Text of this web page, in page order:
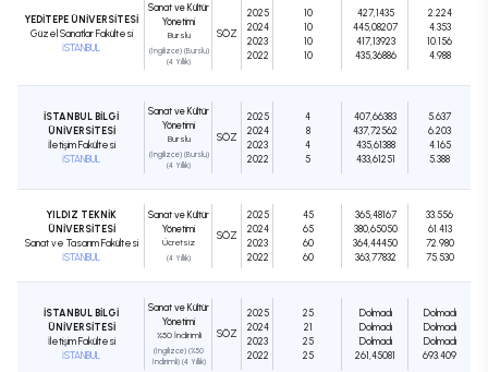
YEDİTEPE ÜNİVERSİTESİ
Güzel Sanatlar Fakültesi
İSTANBUL
Sanat ve Kültür
Yönetimi
Burslu
(İngilizce) (Burslu)
(4 Yıllık)
SÖZ
2025
2024
2023
2022
10
10
10
10
427,1435
445,08207
417,13923
435,36886
2.224
4.353
10.156
4.988
İSTANBUL BİLGİ
ÜNİVERSİTESİ
İletişim Fakültesi
İSTANBUL
Sanat ve Kültür
Yönetimi
Burslu
(İngilizce) (Burslu)
(4 Yıllık)
SÖZ
2025
2024
2023
2022
4
8
4
5
407,66383
437,72562
435,61388
433,61251
5.637
6.203
4.165
5.388
YILDIZ TEKNİK
ÜNİVERSİTESİ
Sanat ve Tasarım Fakültesi
İSTANBUL
Sanat ve Kültür
Yönetimi
Ücretsiz
(4 Yıllık)
SÖZ
2025
2024
2023
2022
45
65
60
60
365,48167
380,65050
364,44450
363,77832
33.556
61.413
72.980
75.530
İSTANBUL BİLGİ
ÜNİVERSİTESİ
İletişim Fakültesi
İSTANBUL
Sanat ve Kültür
Yönetimi
%50 İndirimli
(İngilizce) (%50
İndirimli) (4 Yıllık)
SÖZ
2025
2024
2023
2022
25
21
25
25
Dolmadı
Dolmadı
Dolmadı
261,45081
Dolmadı
Dolmadı
Dolmadı
693.409